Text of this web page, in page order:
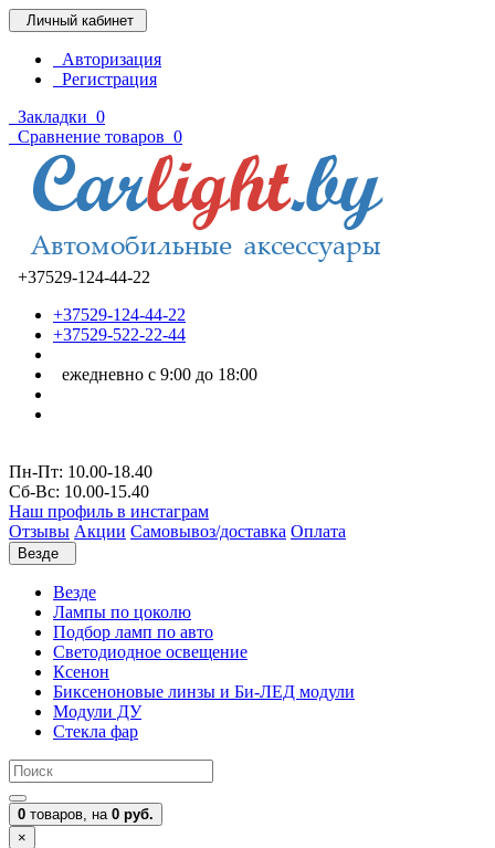
Личный кабинет
Авторизация
Регистрация
Закладки 0
Сравнение товаров 0
+37529-124-44-22
+37529-124-44-22
+37529-522-22-44
ежедневно с 9:00 до 18:00
Пн-Пт: 10.00-18.40
Cб-Вс: 10.00-15.40
Наш профиль в инстаграм
Отзывы Акции Самовывоз/доставка Оплата
Везде
Везде
Лампы по цоколю
Подбор ламп по авто
Светодиодное освещение
Ксенон
Биксеноновые линзы и Би-ЛЕД модули
Модули ДУ
Стекла фар
0 товаров, на 0 руб.
×